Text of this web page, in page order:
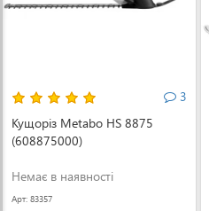
3
Кущоріз Metabo HS 8875
(608875000)
Немає в наявності
Арт: 83357